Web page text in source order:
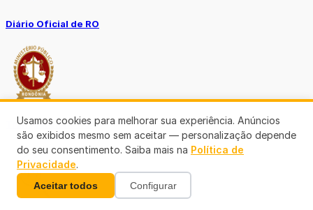
Diário Oficial de RO
Transparência RO
Usamos cookies para melhorar sua experiência. Anúncios
são exibidos mesmo sem aceitar — personalização depende
do seu consentimento. Saiba mais na Política de
Privacidade.
Aceitar todos Configurar